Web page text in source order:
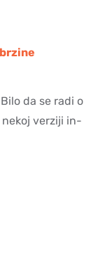
da se radi o
verziji in-